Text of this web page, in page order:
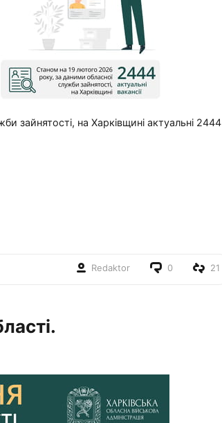
зайнятості, на Харківщині актуальні 2444
Redaktor 0 21